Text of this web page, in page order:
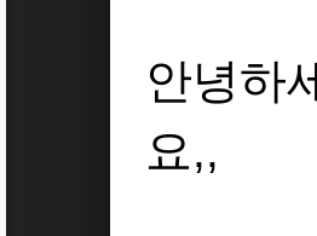
안녕하
요,,